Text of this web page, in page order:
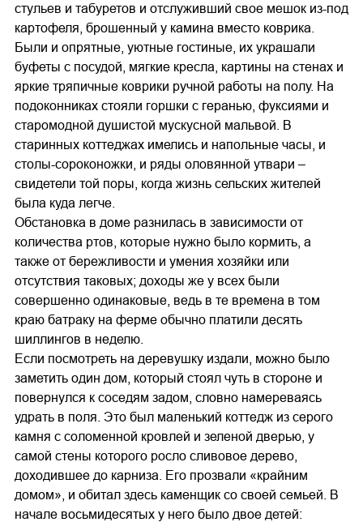
стульев и табуретов и отслуживший свое мешок из-под
картофеля, брошенный у камина вместо коврика.
Были и опрятные, уютные гостиные, их украшали
буфеты с посудой, мягкие кресла, картины на стенах и
яркие тряпичные коврики ручной работы на полу. На
подоконниках стояли горшки с геранью, фуксиями и
старомодной душистой мускусной мальвой. В
старинных коттеджах имелись и напольные часы, и
столы-сороконожки, и ряды оловянной утвари –
свидетели той поры, когда жизнь сельских жителей
была куда легче.
Обстановка в доме разнилась в зависимости от
количества ртов, которые нужно было кормить, а
также от бережливости и умения хозяйки или
отсутствия таковых; доходы же у всех были
совершенно одинаковые, ведь в те времена в том
краю батраку на ферме обычно платили десять
шиллингов в неделю.
Если посмотреть на деревушку издали, можно было
заметить один дом, который стоял чуть в стороне и
повернулся к соседям задом, словно намереваясь
удрать в поля. Это был маленький коттедж из серого
камня с соломенной кровлей и зеленой дверью, у
самой стены которого росло сливовое дерево,
доходившее до карниза. Его прозвали «крайним
домом», и обитал здесь каменщик со своей семьей. В
начале восьмидесятых у него было двое детей: